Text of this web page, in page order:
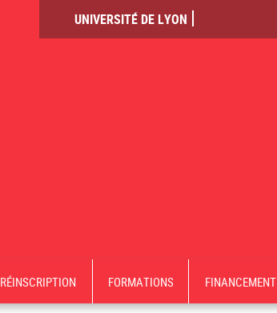
UNIVERSITÉ DE LYON
RÉINSCRIPTION FORMATIONS FINANCEMENT